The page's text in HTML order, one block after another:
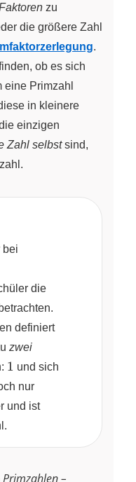
zu
die größere Zahl
.
ob es sich
eine Primzahl
in kleinere
einzigen
Zahl selbstsind,
bei
die
definiert
zwei
1
1 und sich
nur
und ist
Primzahlen –